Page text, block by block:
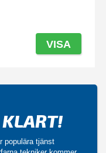
VISA
populära tjänst